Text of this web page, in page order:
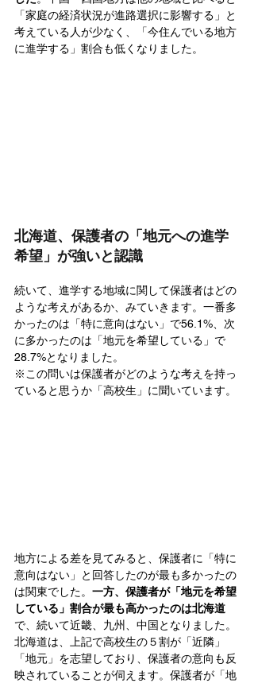
「家庭の経済状況が進路選択に影響する」と
考えている人が少なく、「今住んでいる地方
に進学する」割合も低くなりました。
北海道、保護者の「地元への進学
希望」が強いと認識
続いて、進学する地域に関して保護者はどの
ような考えがあるか、みていきます。一番多
かったのは「特に意向はない」で56.1%、次
に多かったのは「地元を希望している」で
28.7%となりました。
※この問いは保護者がどのような考えを持っ
ていると思うか「高校生」に聞いています。
地方による差を見てみると、保護者に「特に
意向はない」と回答したのが最も多かったの
は関東でした。 一方、保護者が「地元を希望
している」割合が最も高かったのは北海道
で、続いて近畿、九州、中国となりました。
北海道は、上記で高校生の５割が「近隣」
「地元」を志望しており、保護者の意向も反
映されていることが伺えます。保護者が「地